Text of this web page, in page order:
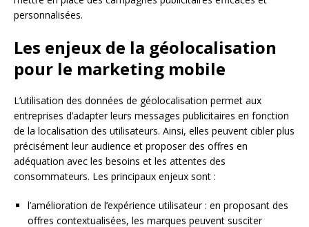
personnalisées.
Les enjeux de la géolocalisation
pour le marketing mobile
L’utilisation des données de géolocalisation permet aux
entreprises d’adapter leurs messages publicitaires en fonction
de la localisation des utilisateurs. Ainsi, elles peuvent cibler plus
précisément leur audience et proposer des offres en
adéquation avec les besoins et les attentes des
consommateurs. Les principaux enjeux sont :
l’amélioration de l’expérience utilisateur : en proposant des
offres contextualisées, les marques peuvent susciter